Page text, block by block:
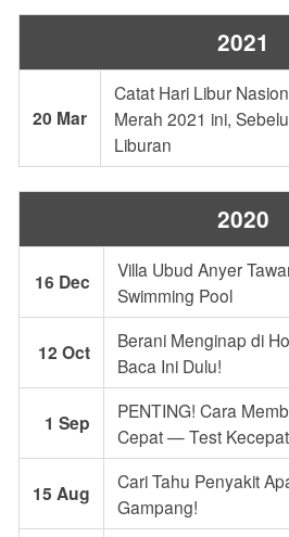
2021
20 Mar
Catat Hari Libur
Merah 2021 ini,
Liburan
2020
16 Dec
Villa Ubud Anyer
Swimming Pool
12 Oct
Berani Menginap di
Baca Ini Dulu!
1 Sep
PENTING! Cara
Cepat — Test
15 Aug
Cari Tahu Penyakit
Gampang!